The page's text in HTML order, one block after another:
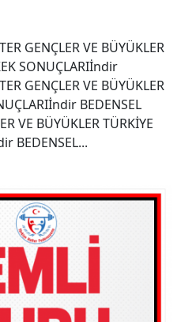
GENÇLER VE BÜYÜKLER
SONUÇLARIİndir
GENÇLER VE BÜYÜKLER
BEDENSEL
VE BÜYÜKLER TÜRKİYE
BEDENSEL...